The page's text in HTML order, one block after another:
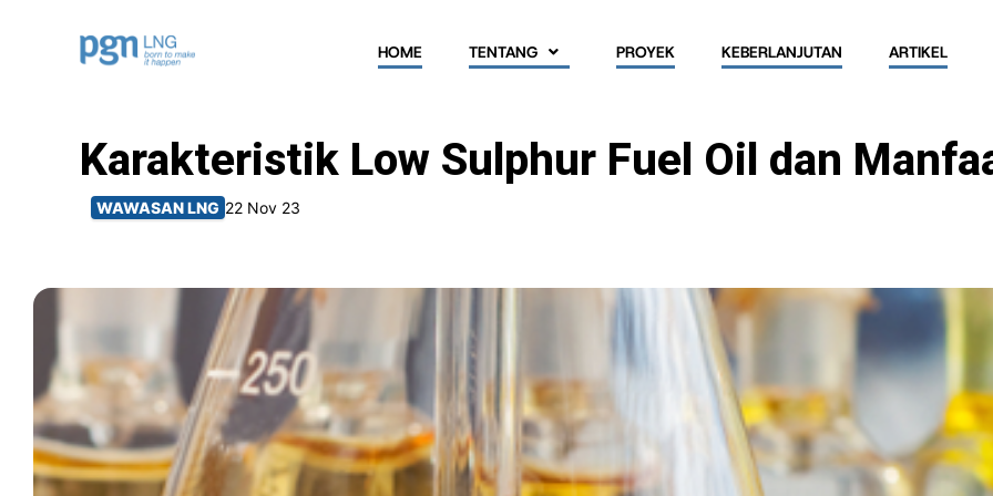
HOME TENTANG PROYEK KEBERLANJUTAN ARTIKEL
Karakteristik Low Sulphur Fuel Oil dan
WAWASAN LNG 22 Nov 23